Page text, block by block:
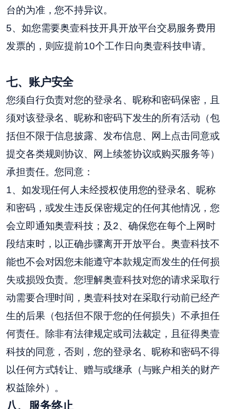
台的为准，您不持异议。
5、如您需要奥壹科技开具开放平台交易服务费用
发票的，则应提前10个工作日向奥壹科技申请。
七、账户安全
您须自行负责对您的登录名、昵称和密码保密，且
须对该登录名、昵称和密码下发生的所有活动（包
括但不限于信息披露、发布信息、网上点击同意或
提交各类规则协议、网上续签协议或购买服务等）
承担责任。您同意：
1、如发现任何人未经授权使用您的登录名、昵称
和密码，或发生违反保密规定的任何其他情况，您
会立即通知奥壹科技；及2、确保您在每个上网时
段结束时，以正确步骤离开开放平台。奥壹科技不
能也不会对因您未能遵守本款规定而发生的任何损
失或损毁负责。您理解奥壹科技对您的请求采取行
动需要合理时间，奥壹科技对在采取行动前已经产
生的后果（包括但不限于您的任何损失）不承担任
何责任。除非有法律规定或司法裁定，且征得奥壹
科技的同意，否则，您的登录名、昵称和密码不得
以任何方式转让、赠与或继承（与账户相关的财产
权益除外）。
八、服务终止